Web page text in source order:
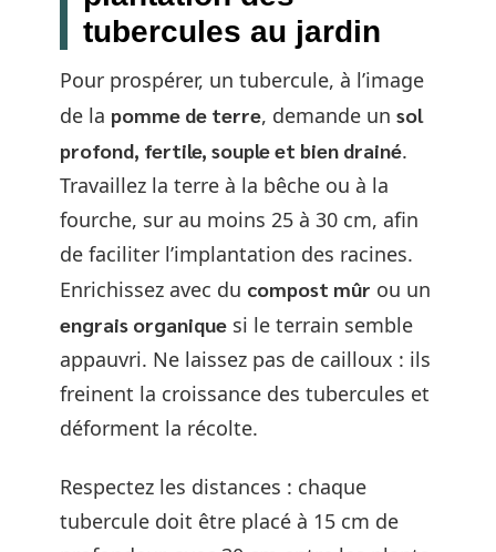
tubercules au jardin
Pour prospérer, un tubercule, à l’image
de la pomme de terre, demande un sol
profond, fertile, souple et bien drainé.
Travaillez la terre à la bêche ou à la
fourche, sur au moins 25 à 30 cm, afin
de faciliter l’implantation des racines.
Enrichissez avec du compost mûr ou un
engrais organique si le terrain semble
appauvri. Ne laissez pas de cailloux : ils
freinent la croissance des tubercules et
déforment la récolte.
Respectez les distances : chaque
tubercule doit être placé à 15 cm de